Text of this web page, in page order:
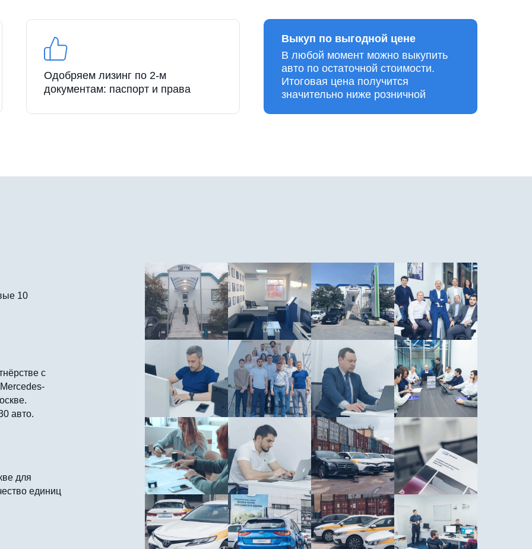
Одобряем лизинг по 2-м
документам: паспорт и права
В любой момент можно выкупить
авто по остаточной стоимости.
Итоговая цена получится
значительно ниже розничной
Выкуп по выгодной цене
10
с
авто.
для
единиц